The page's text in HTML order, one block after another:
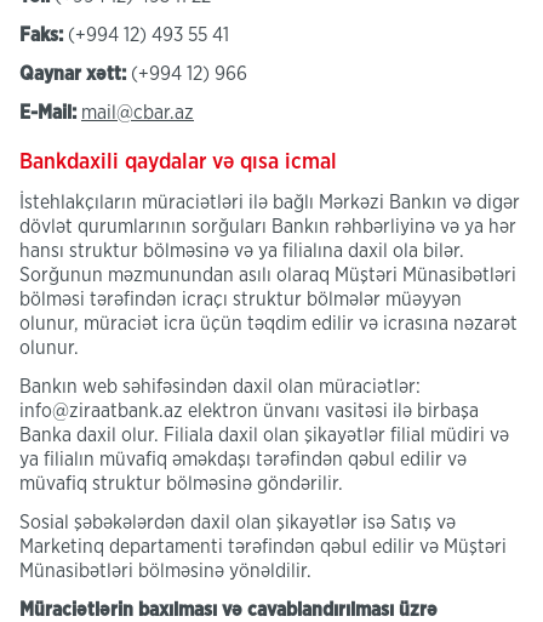
Faks: (+994 12) 493 55 41
Qaynar xətt: (+994 12) 966
E-Mail: mail@cbar.az
Bankdaxili qaydalar və qısa icmal
İstehlakçıların müraciətləri ilə bağlı Mərkəzi Bankın və digər
dövlət qurumlarının sorğuları Bankın rəhbərliyinə və ya hər
hansı struktur bölməsinə və ya filialına daxil ola bilər.
Sorğunun məzmunundan asılı olaraq Müştəri Münasibətləri
bölməsi tərəfindən icraçı struktur bölmələr müəyyən
olunur, müraciət icra üçün təqdim edilir və icrasına nəzarət
olunur.
Bankın web səhifəsindən daxil olan müraciətlər:
info@ziraatbank.az elektron ünvanı vasitəsi ilə birbaşa
Banka daxil olur. Filiala daxil olan şikayətlər filial müdiri və
ya filialın müvafiq əməkdaşı tərəfindən qəbul edilir və
müvafiq struktur bölməsinə göndərilir.
Sosial şəbəkələrdən daxil olan şikayətlər isə Satış və
Marketinq departamenti tərəfindən qəbul edilir və Müştəri
Münasibətləri bölməsinə yönəldilir.
Müraciətlərin baxılması və cavablandırılması üzrə